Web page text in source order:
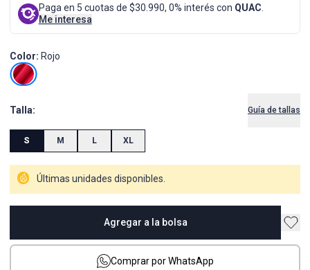
Paga en 5 cuotas de $30.990, 0% interés con QUAC
Me interesa
Color: Rojo
Talla: Guía de tallas
S M L XL
Últimas unidades disponibles.
Agregar a la bolsa
Comprar por WhatsApp